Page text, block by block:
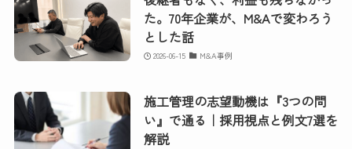
た。70年企業が、M&Aで変わろう
とした話
2026-06-15 M&A事例
施工管理の志望動機は『3つの問
い』で通る｜採用視点と例文7選を
解説